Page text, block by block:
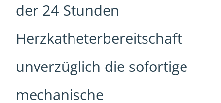
der 24 Stunden
Herzkatheterbereitschaft
unverzüglich die sofortige
mechanische